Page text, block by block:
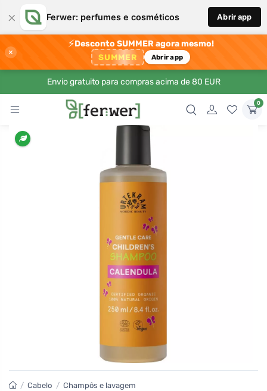
× Ferwer: perfumes e cosméticos Abrir app
×
⚡Desconto SUMMER agora mesmo!
SUMMER Abrir app
Envio gratuito para compras acima de 80 EUR
0
/ Cabelo / Champôs e lavagem